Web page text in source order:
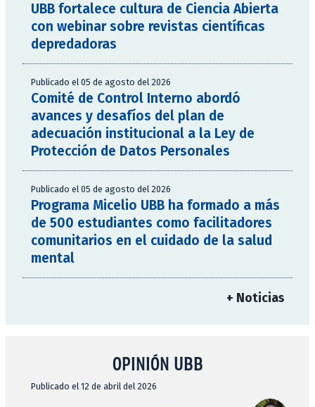
UBB fortalece cultura de Ciencia Abierta
con webinar sobre revistas científicas
depredadoras
Publicado el 05 de agosto del 2026
Comité de Control Interno abordó
avances y desafíos del plan de
adecuación institucional a la Ley de
Protección de Datos Personales
Publicado el 05 de agosto del 2026
Programa Micelio UBB ha formado a más
de 500 estudiantes como facilitadores
comunitarios en el cuidado de la salud
mental
+ Noticias
OPINIÓN UBB
Publicado el 12 de abril del 2026